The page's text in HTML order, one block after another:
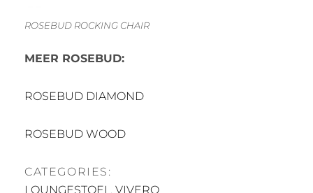
ROSEBUD ROCKING CHAIR
MEER ROSEBUD:
ROSEBUD DIAMOND
ROSEBUD WOOD
CATEGORIES:
LOUNGESTOEL, VIVERO